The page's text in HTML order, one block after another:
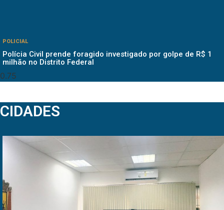
POLICIAL
Polícia Civil prende foragido investigado por golpe de R$ 1
milhão no Distrito Federal
CIDADES